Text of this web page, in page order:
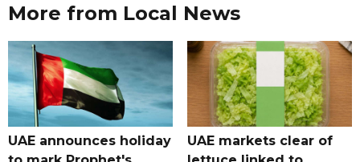
More from Local News
UAE announces holiday
UAE markets clear of